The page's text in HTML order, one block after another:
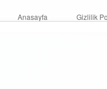
Anasayfa Gizlilik